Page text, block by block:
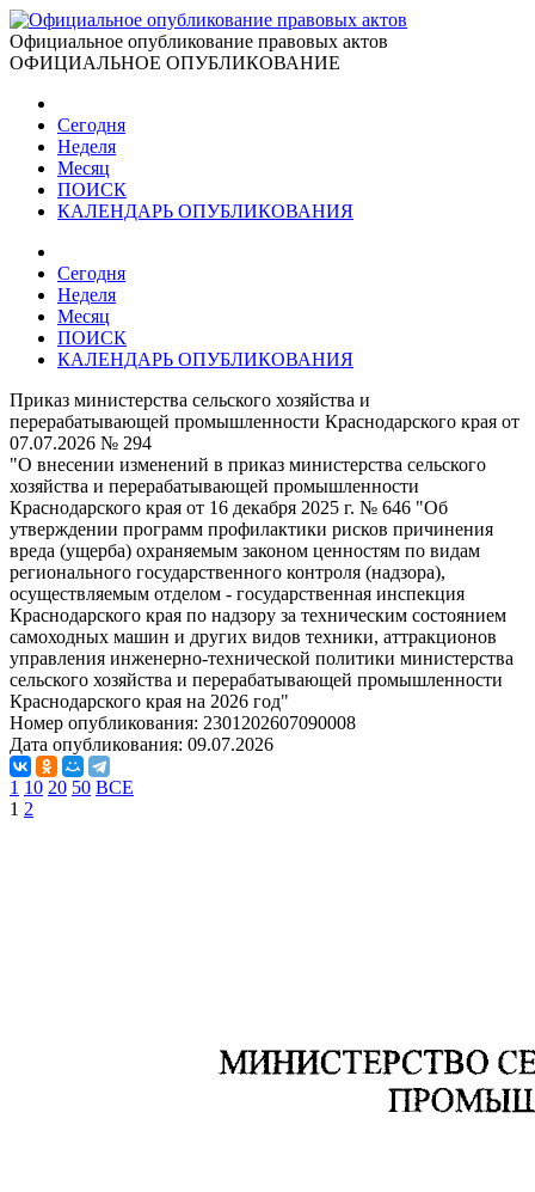
Официальное опубликование правовых актов
ОФИЦИАЛЬНОЕ ОПУБЛИКОВАНИЕ
Сегодня
Неделя
Месяц
ПОИСК
КАЛЕНДАРЬ ОПУБЛИКОВАНИЯ
Сегодня
Неделя
Месяц
ПОИСК
КАЛЕНДАРЬ ОПУБЛИКОВАНИЯ
Приказ министерства сельского хозяйства и
перерабатывающей промышленности Краснодарского края от
07.07.2026 № 294
"О внесении изменений в приказ министерства сельского
хозяйства и перерабатывающей промышленности
Краснодарского края от 16 декабря 2025 г. № 646 "Об
утверждении программ профилактики рисков причинения
вреда (ущерба) охраняемым законом ценностям по видам
регионального государственного контроля (надзора),
осуществляемым отделом - государственная инспекция
Краснодарского края по надзору за техническим состоянием
самоходных машин и других видов техники, аттракционов
управления инженерно-технической политики министерства
сельского хозяйства и перерабатывающей промышленности
Краснодарского края на 2026 год"
Номер опубликования: 2301202607090008
Дата опубликования: 09.07.2026
1 10 20 50 ВСЕ
1 2